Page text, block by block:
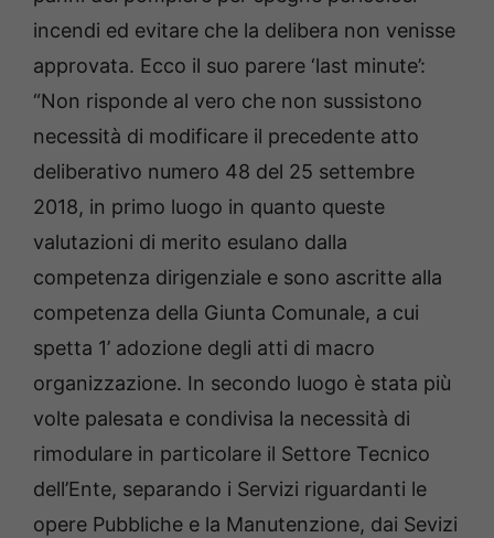
incendi ed evitare che la delibera non venisse
approvata. Ecco il suo parere ‘last minute’:
“Non risponde al vero che non sussistono
necessità di modificare il precedente atto
deliberativo numero 48 del 25 settembre
2018, in primo luogo in quanto queste
valutazioni di merito esulano dalla
competenza dirigenziale e sono ascritte alla
competenza della Giunta Comunale, a cui
spetta 1’ adozione degli atti di macro
organizzazione. In secondo luogo è stata più
volte palesata e condivisa la necessità di
rimodulare in particolare il Settore Tecnico
dell’Ente, separando i Servizi riguardanti le
opere Pubbliche e la Manutenzione, dai Sevizi